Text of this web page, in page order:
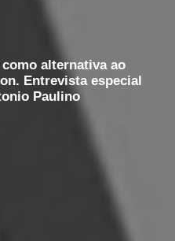
alternativa ao
Entrevista especial
Paulino